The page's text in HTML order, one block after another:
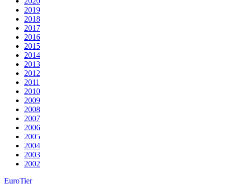
2019
2018
2017
2016
2015
2014
2013
2012
2011
2010
2009
2008
2007
2006
2005
2004
2003
2002
EuroTier